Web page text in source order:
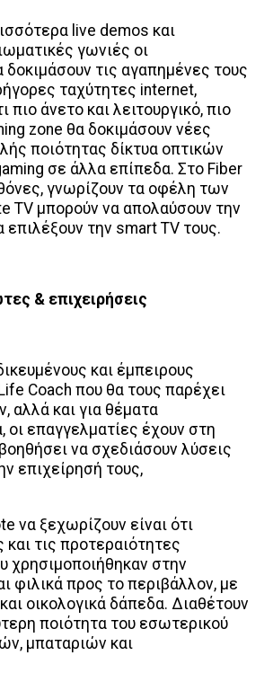
live demos και
γωνιές οι
τις αγαπημένες τους
ταχύτητες internet,
άνετο και λειτουργικό, πιο
zone θα δοκιμάσουν νέες
ποιότητας δίκτυα οπτικών
σε άλλα επίπεδα. Στο Fiber
γνωρίζουν τα οφέλη των
TV μπορούν να απολαύσουν την
επιλέξουν την smart TV τους.
& επιχειρήσεις
και έμπειρους
Coach που θα τους παρέχει
αλλά και για θέματα
επαγγελματίες έχουν στη
να σχεδιάσουν λύσεις
επιχείρησή τους,
να ξεχωρίζουν είναι ότι
τις προτεραιότητες
χρησιμοποιήθηκαν στην
φιλικά προς το περιβάλλον, με
οικολογικά δάπεδα. Διαθέτουν
ποιότητα του εσωτερικού
μπαταριών και